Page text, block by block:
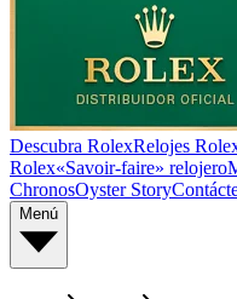
Descubra RolexRelojes
Rolex«Savoir-faire» relojero
ChronosOyster Story
Menú